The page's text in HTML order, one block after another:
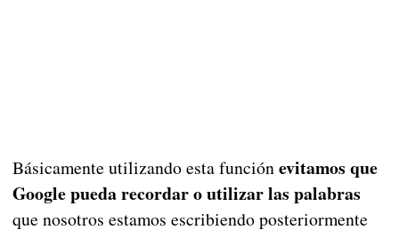
Básicamente utilizando esta funciónevitamos que
Google pueda recordar o utilizar las palabras
que nosotros estamos escribiendo posteriormente